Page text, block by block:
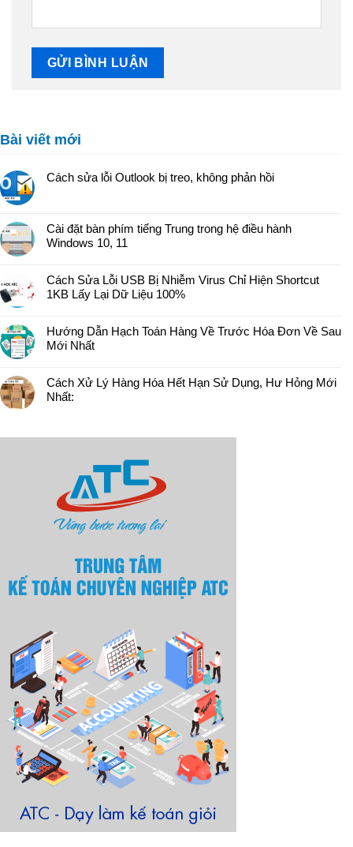
Bài viết mới
Cách sửa lỗi Outlook bị treo, không phản hồi
Cài đặt bàn phím tiếng Trung trong hệ điều hành
Windows 10, 11
Cách Sửa Lỗi USB Bị Nhiễm Virus Chỉ Hiện Shortcut
1KB Lấy Lại Dữ Liệu 100%
Hướng Dẫn Hạch Toán Hàng Về Trước Hóa Đơn Về Sau
Mới Nhất
Cách Xử Lý Hàng Hóa Hết Hạn Sử Dụng, Hư Hỏng Mới
Nhất: